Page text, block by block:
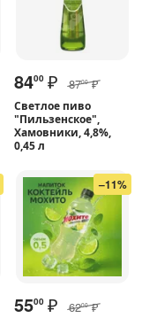
8400 ₽ 8700 ₽
Светлое пиво
"Пильзенское",
Хамовники, 4,8%,
0,45 л
–11%
5500 ₽ 6200 ₽